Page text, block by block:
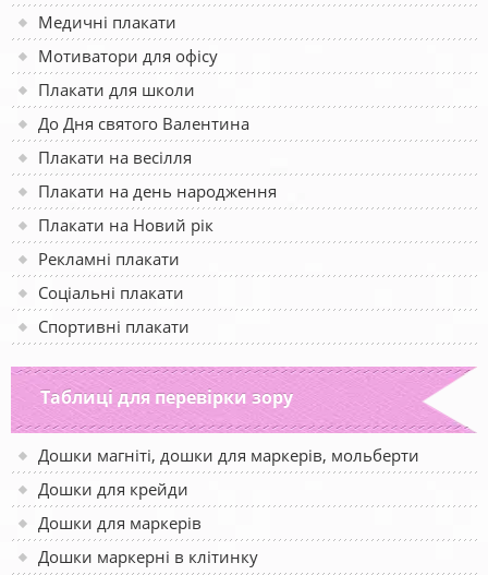
Медичні плакати
Мотиватори для офісу
Плакати для школи
До Дня святого Валентина
Плакати на весілля
Плакати на день народження
Плакати на Новий рік
Рекламні плакати
Соціальні плакати
Спортивні плакати
Таблиці для перевірки зору
Дошки магніті, дошки для маркерів, мольберти
Дошки для крейди
Дошки для маркерів
Дошки маркерні в клітинку